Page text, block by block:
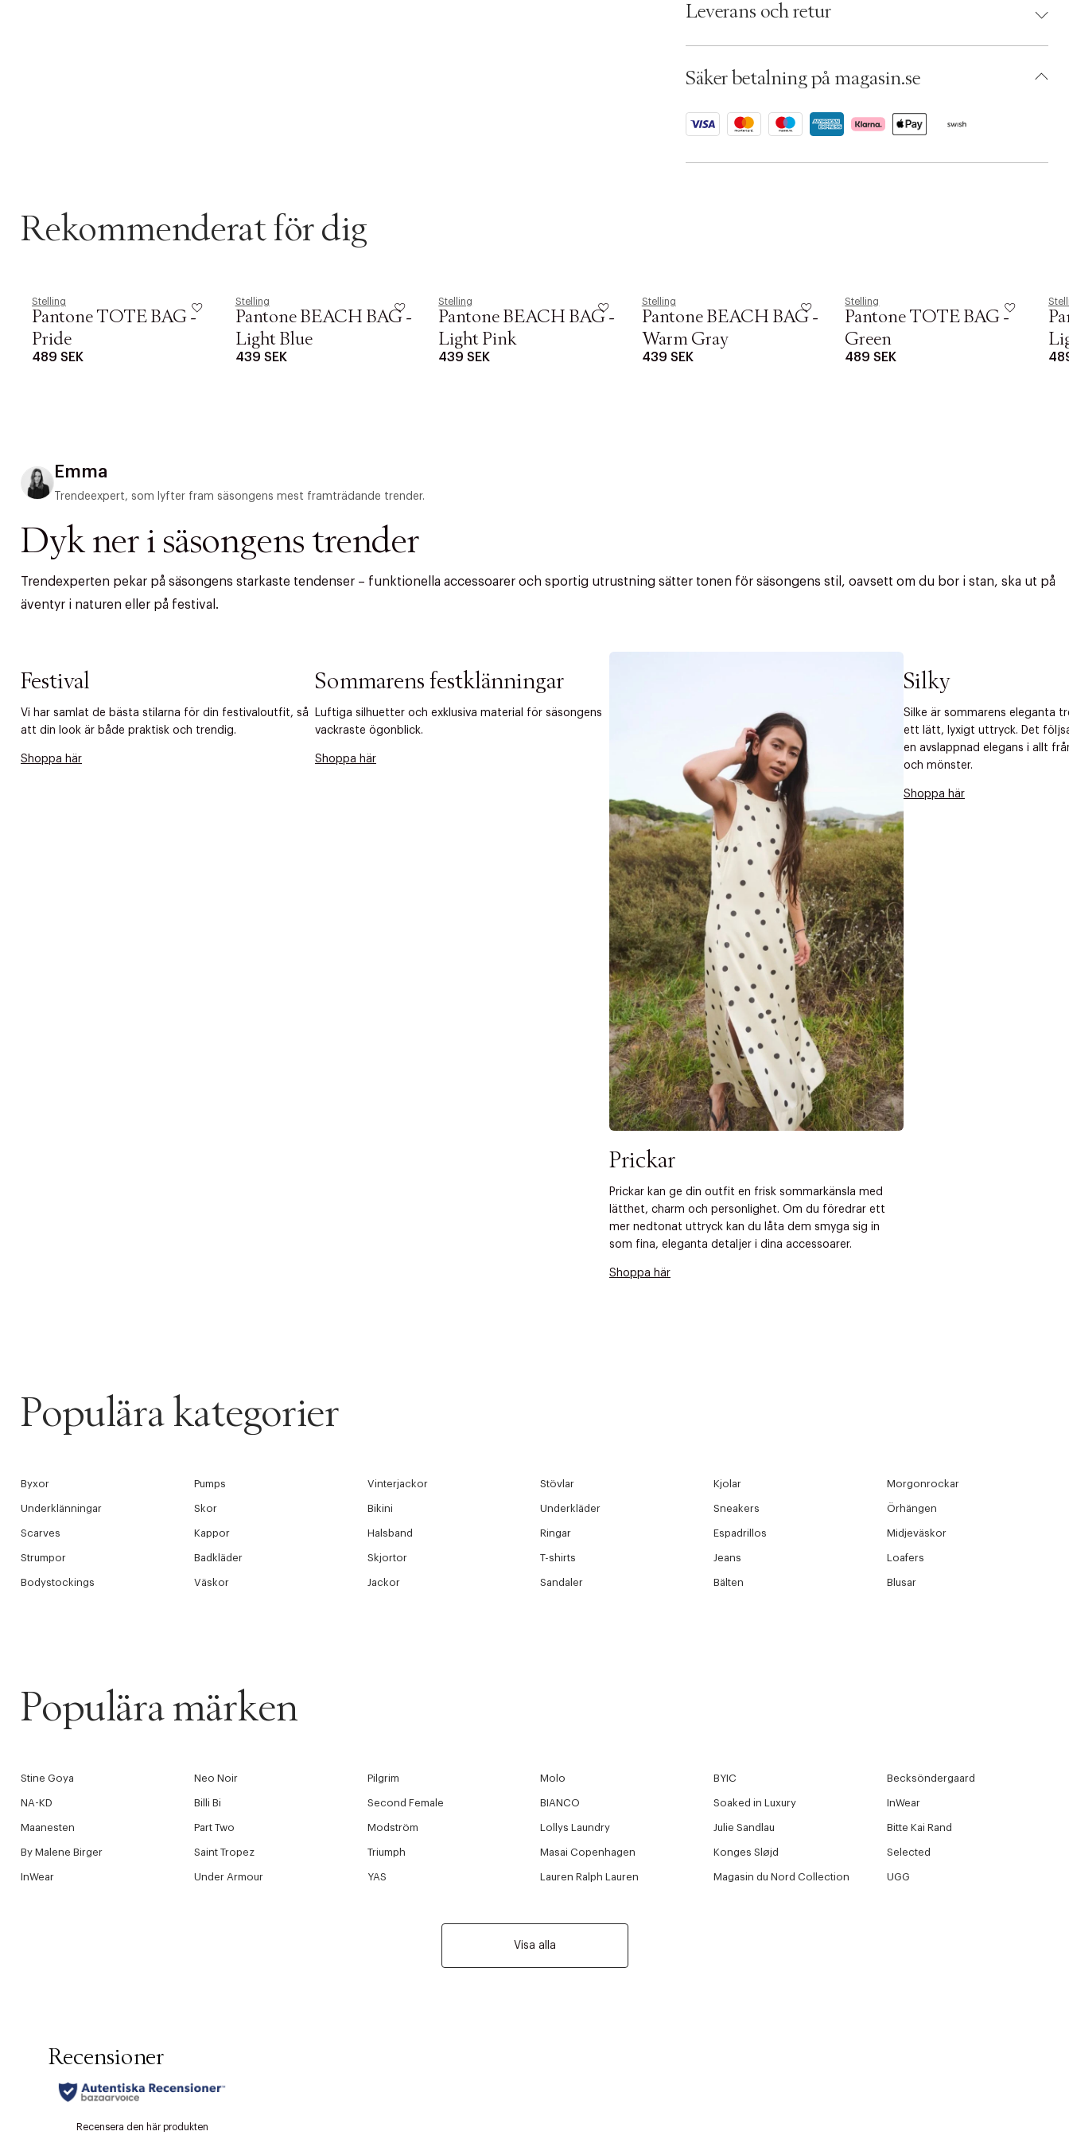
i
n
s
EAN: 5714985700002
Leverans och retur
Säker betalning på magasin.se
Rekommenderat för dig
Stelling
Pantone TOTE BAG -
Pride
489 SEK
Stelling
Pantone BEACH BAG -
Light Blue
439 SEK
Stelling
Pantone BEACH BAG -
Light Pink
439 SEK
Stelling
Pantone BEACH BAG -
Warm Gray
439 SEK
Stelling
Pantone TOTE BAG -
Green
489 SEK
Emma
Trendeexpert, som lyfter fram säsongens mest framträdande trender.
Dyk ner i säsongens trender
Trendexperten pekar på säsongens starkaste tendenser – funktionella accessoarer och sportig utrustning sätter tonen för säsongens stil, oavsett om du bor i stan, ska ut på
äventyr i naturen eller på festival.
Festival
Vi har samlat de bästa stilarna för din festivaloutfit, så
att din look är både praktisk och trendig.
Shoppa här
Sommarens festklänningar
Luftiga silhuetter och exklusiva material för säsongens
vackraste ögonblick.
Shoppa här
Prickar
Prickar kan ge din outfit en frisk sommarkänsla med
lätthet, charm och personlighet. Om du föredrar ett
mer nedtonat uttryck kan du låta dem smyga sig in
som fina, eleganta detaljer i dina accessoarer.
Shoppa här
Silky
Silke är sommarens eleganta
ett lätt, lyxigt uttryck. Det
en avslappnad elegans i allt
och mönster.
Shoppa här
Populära kategorier
Byxor Pumps Vinterjackor Stövlar Kjolar Morgonrockar
Underklänningar Skor Bikini Underkläder Sneakers Örhängen
Scarves Kappor Halsband Ringar Espadrillos Midjeväskor
Strumpor Badkläder Skjortor T-shirts Jeans Loafers
Bodystockings Väskor Jackor Sandaler Bälten Blusar
Populära märken
Stine Goya Neo Noir Pilgrim Molo BYIC Becksöndergaard
NA-KD Billi Bi Second Female BIANCO Soaked in Luxury InWear
Maanesten Part Two Modström Lollys Laundry Julie Sandlau Bitte Kai Rand
By Malene Birger Saint Tropez Triumph Masai Copenhagen Konges Sløjd Selected
InWear Under Armour YAS Lauren Ralph Lauren Magasin du Nord Collection UGG
Visa alla
Øv vi kan desværre ikke vise dig denne video. Tillad statistiske cookies for at kunne se